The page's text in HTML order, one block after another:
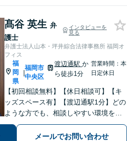
髙谷 英生 弁
護士
インタビューを
見る
弁護士法人山本・坪井綜合法律事務所 福岡オ
フィス
福
岡
県
|
福岡市
中央区
渡辺通駅か
ら徒歩1分
営業時間：本
日定休日
【初回相談無料】【休日相談可】【キ
ッズスペース有】【渡辺通駅1分】どの
ような方でも、相談しやすい環境を整
えています。依頼者様に寄り添った対
応を心がけています。【離婚・男女問
メールでお問い合わせ